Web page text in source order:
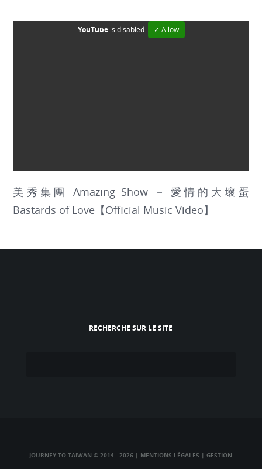
YouTubeis disabled. ✓ Allow
美秀集團 Amazing Show － 愛情的大壞蛋
Bastards of Love【Official Music Video】
RECHERCHE SUR LE SITE
JOURNEY TO TAIWAN © 2014 - 2026 | MENTIONS LÉGALES |GESTION